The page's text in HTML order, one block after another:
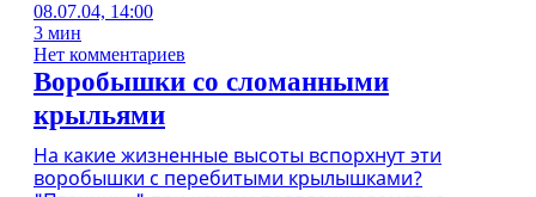
08.07.04, 14:00
3 мин
Нет комментариев
Воробышки со сломанными
крыльями
На какие жизненные высоты вспорхнут эти
воробышки с перебитыми крылышками?